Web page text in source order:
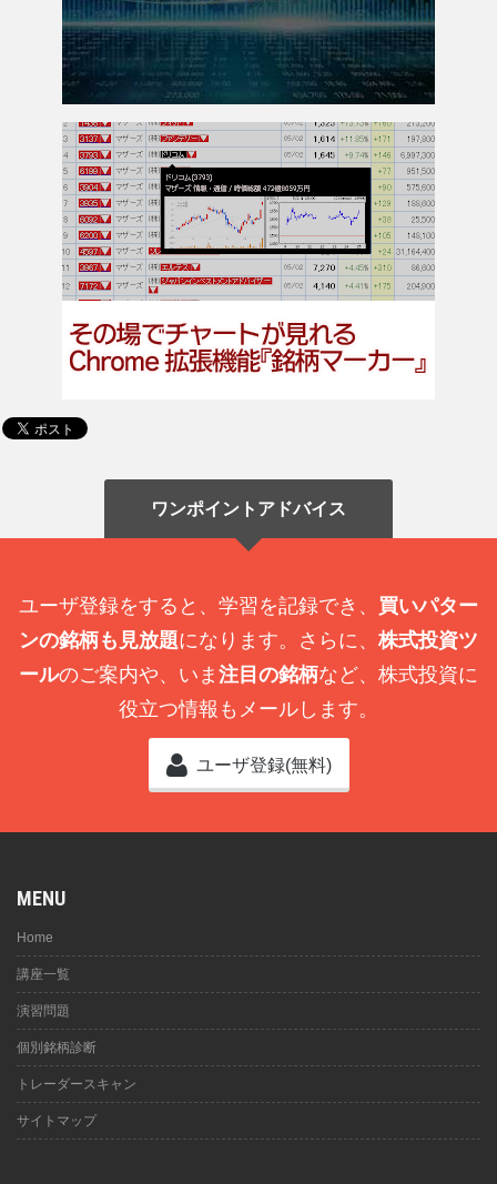
ワンポイントアドバイス
ユーザ登録をすると、学習を記録でき、 買いパター
ンの銘柄も見放題になります。さらに、 株式投資ツ
ールのご案内や、いま 注目の銘柄など、株式投資に
役立つ情報もメールします。
ユーザ登録(無料)
MENU
Home
講座一覧
演習問題
個別銘柄診断
トレーダースキャン
サイトマップ